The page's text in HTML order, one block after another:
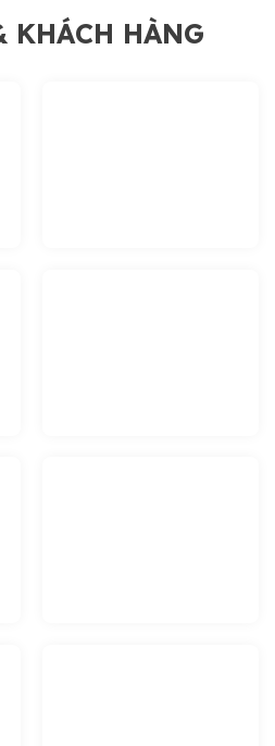
HÀNG